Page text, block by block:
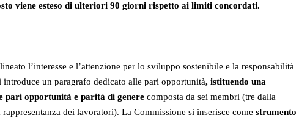
viene esteso di ulteriori 90 giorni rispetto ai limiti concordati.
l’interesse e l’attenzione per lo sviluppo sostenibile e la responsabilità
introduce un paragrafo dedicato alle pari opportunità, istituendo una
pari opportunità e parità di genere composta da sei membri (tre dalla
dei lavoratori). La Commissione si inserisce come strumento